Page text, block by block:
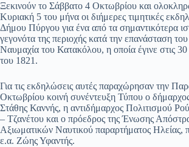
Ξεκινούν το Σάββατο 4 Οκτωβρίου και
Κυριακή 5 του μήνα οι διήμερες τιμητικές
Δήμου Πύργου για ένα από τα σημαντικότερα
γεγονότα της περιοχής κατά την επανάσταση
Ναυμαχία του Κατακόλου, η οποία έγινε στις
του 1821.
Για τις εκδηλώσεις αυτές παραχώρησαν την
Οκτωβρίου κοινή συνέντευξη Τύπου ο
Στάθης Καννής, η αντιδήμαρχος Πολιτισμού
– Τζανέτου και ο πρόεδρος της Ένωσης
Αξιωματικών Ναυτικού παραρτήματος Ηλείας,
ε.α. Ζώης Υφαντής.